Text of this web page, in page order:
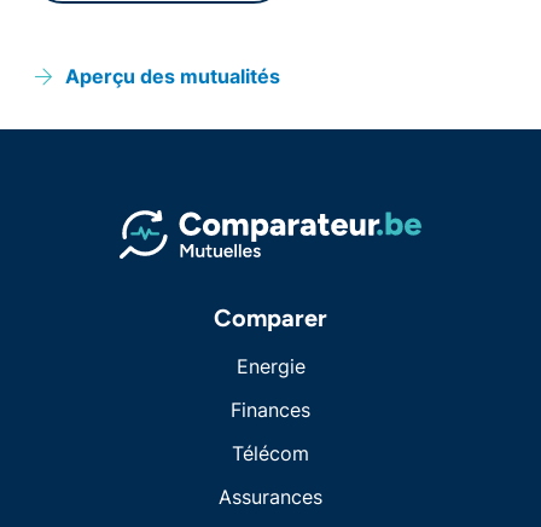
Aperçu des mutualités
Comparer
Energie
Finances
Télécom
Assurances